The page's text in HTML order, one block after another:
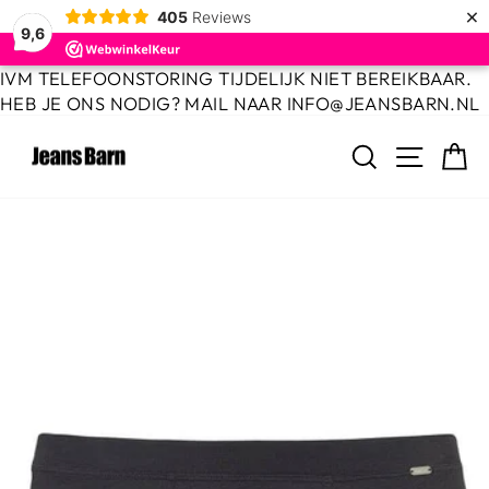
9,6
405 Reviews ×
Door
naar
inhoud
IVM TELEFOONSTORING TIJDELIJK NIET BEREIKBAAR.
HEB JE ONS NODIG? MAIL NAAR INFO@JEANSBARN.NL
ZOEKEN
MENU